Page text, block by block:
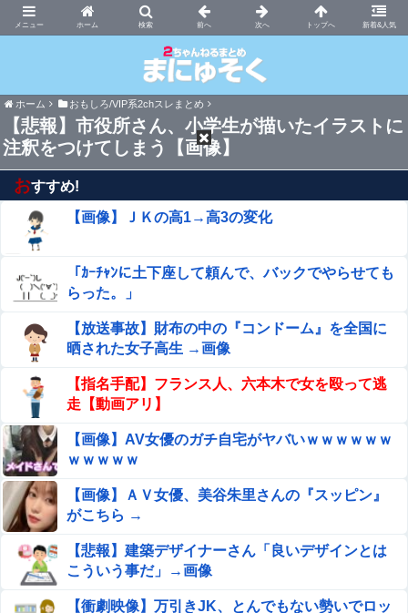
ホーム 新着&人気
まにゅそく 2chまとめニュース速報VIP
ホーム おもしろ/VIP系2chスレまとめ
【悲報】市役所さん、小学生が描いたイラストに
注釈をつけてしまう【画像】
おすすめ!
【画像】ＪＫの高1→高3の変化
「ｶｰﾁｬﾝに土下座して頼んで、バックでやらせても
らった。」
【放送事故】財布の中の『コンドーム』を全国に
晒された女子高生 →画像
【指名手配】フランス人、六本木で女を殴って逃
走【動画アリ】
【画像】AV女優のガチ自宅がヤバいｗｗｗｗｗｗ
ｗｗｗｗｗ
【画像】ＡＶ女優、美谷朱里さんの『スッピン』
がこちら →
【悲報】建築デザイナーさん「良いデザインとは
こういう事だ」→画像
【衝劇映像】万引きJK、とんでもない勢いでロッ